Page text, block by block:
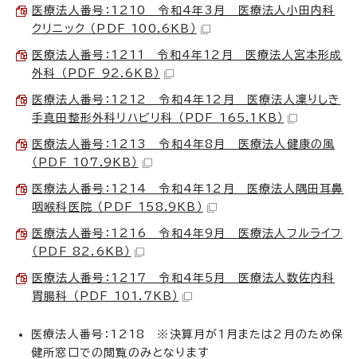
医療法人番号：1210 令和4年3月 医療法人小田内科
クリニック （PDF 100.6KB）
医療法人番号：1211 令和4年12月 医療法人宮本形成
外科 （PDF 92.6KB）
医療法人番号：1212 令和4年12月 医療法人凜りしき
手真田整形外科リハビリ科 （PDF 165.1KB）
医療法人番号：1213 令和4年8月 医療法人健康の風
（PDF 107.9KB）
医療法人番号：1214 令和4年12月 医療法人隅田耳鼻
咽喉科医院 （PDF 158.9KB）
医療法人番号：1216 令和4年9月 医療法人フルライフ
（PDF 82.6KB）
医療法人番号：1217 令和4年5月 医療法人数佐内科
胃腸科 （PDF 101.7KB）
医療法人番号：1218 ※決算月が1月または2月のため保
健所窓口での閲覧のみとなります